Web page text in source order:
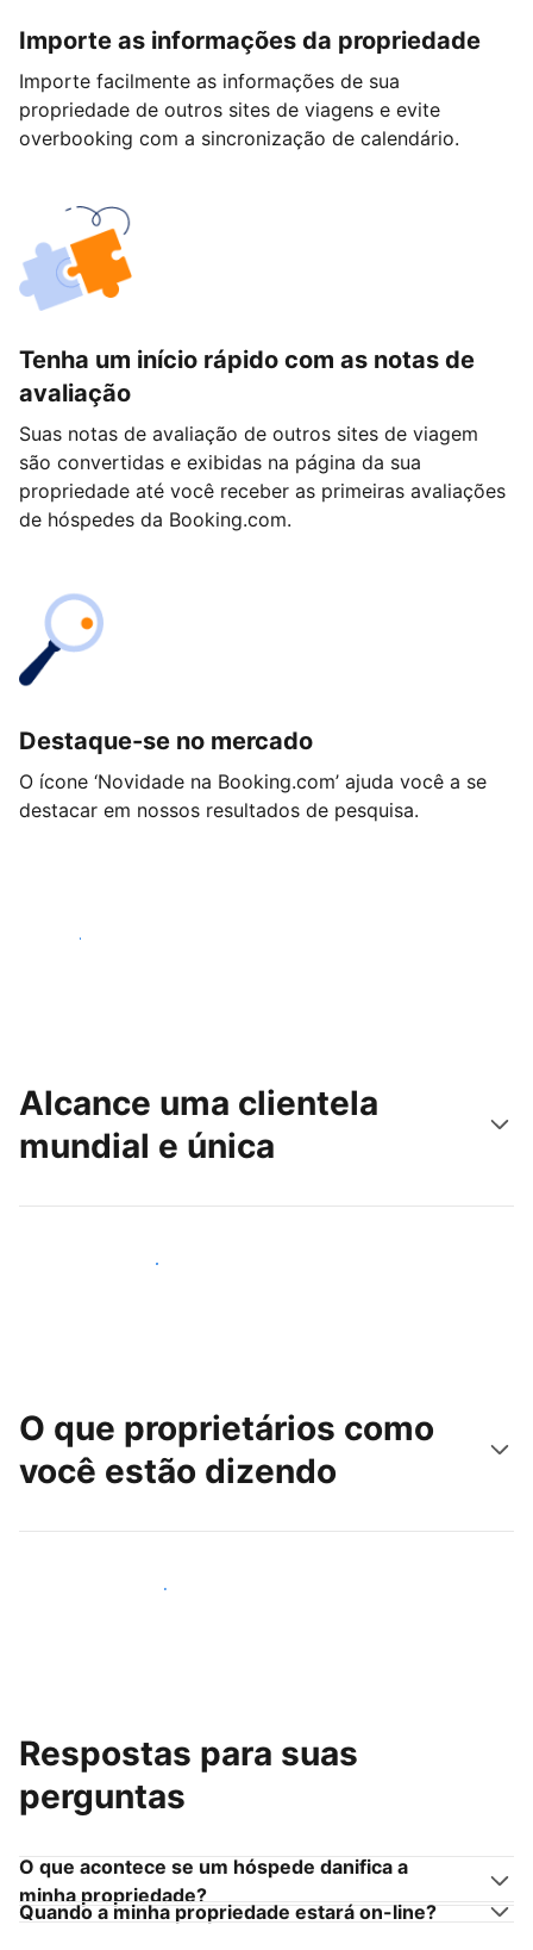
Importe as informações da propriedade
Importe facilmente as informações de sua
propriedade de outros sites de viagens e evite
overbooking com a sincronização de calendário.
Tenha um início rápido com as notas de
avaliação
Suas notas de avaliação de outros sites de viagem
são convertidas e exibidas na página da sua
propriedade até você receber as primeiras avaliações
de hóspedes da Booking.com.
Destaque-se no mercado
O ícone ‘Novidade na Booking.com’ ajuda você a se
destacar em nossos resultados de pesquisa.
Começar
Alcance uma clientela
mundial e única
Alcançar novos hóspedes
O que proprietários como
você estão dizendo
Junte-se a outros anfitriões
Respostas para suas
perguntas
O que acontece se um hóspede danifica a
minha propriedade?
Quando a minha propriedade estará on-line?